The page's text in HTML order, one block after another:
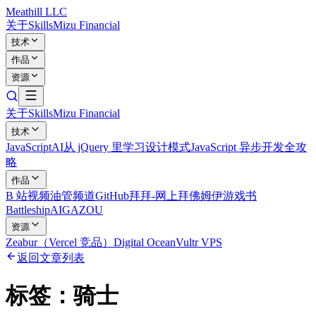
Meathill LLC
关于SkillsMizu Financial
技术
作品
资源
关于SkillsMizu Financial
技术
JavaScriptAI从 jQuery 里学习设计模式JavaScript 异步开发全攻
略
作品
B 站视频油管频道GitHub拜拜-网上拜佛姆伊游戏书
BattleshipAIGAZOU
资源
Zeabur（Vercel 竞品） Digital OceanVultr VPS
返回文章列表
标签： 骑士